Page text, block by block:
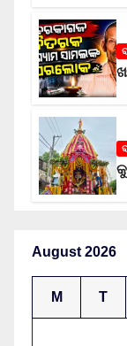
August 2026
M T